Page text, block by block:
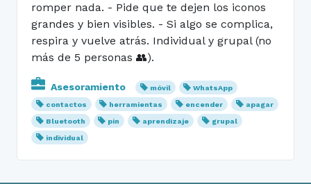
romper nada. - Pide que te dejen los iconos
grandes y bien visibles. - Si algo se complica,
respira y vuelve atrás. Individual y grupal (no
más de 5 personas 👥).
Asesoramiento móvil
WhatsApp
contactos
herramientas encender
apagar
Bluetooth
pin aprendizaje
grupal
individual